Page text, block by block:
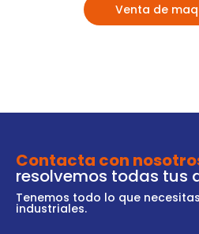
Venta de
Contacta con
resolvemos todas tus
Tenemos todo lo que
industriales.